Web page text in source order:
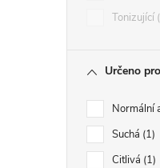
Tonizující
Určeno
Normální
Suchá 1
Citlivá 1